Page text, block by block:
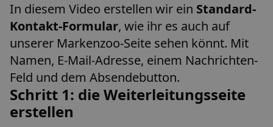
In diesem Video erstellen wir ein Standard-
Kontakt-Formular, wie ihr es auch auf
unserer Markenzoo-Seite sehen könnt. Mit
Namen, E-Mail-Adresse, einem Nachrichten-
Feld und dem Absendebutton.
Schritt 1: die Weiterleitungsseite
erstellen